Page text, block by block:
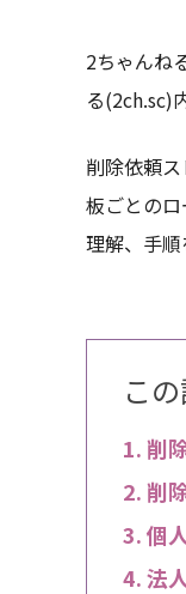
2ちゃんね
る(2ch.sc)
削除依頼
板ごとの
理解、手順
こ
削
削
個
法